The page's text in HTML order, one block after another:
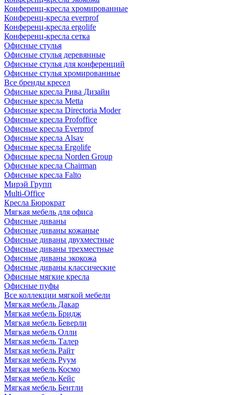
Конференц-кресла хромированные
Конференц-кресла everprof
Конференц-кресла ergolife
Конференц-кресла сетка
Офисные стулья
Офисные стулья деревянные
Офисные стулья для конференций
Офисные стулья хромированные
Все бренды кресел
Офисные кресла Рива Дизайн
Офисные кресла Metta
Офисные кресла Directoria Moder
Офисные кресла Profoffice
Офисные кресла Everprof
Офисные кресла Alsav
Офисные кресла Ergolife
Офисные кресла Norden Group
Офисные кресла Chairman
Офисные кресла Falto
Мирэй Групп
Multi-Office
Кресла Бюрократ
Мягкая мебель для офиса
Офисные диваны
Офисные диваны кожаные
Офисные диваны двухместные
Офисные диваны трехместные
Офисные диваны экокожа
Офисные диваны классические
Офисные мягкие кресла
Офисные пуфы
Все коллекции мягкой мебели
Мягкая мебель Дакар
Мягкая мебель Бридж
Мягкая мебель Беверли
Мягкая мебель Олли
Мягкая мебель Талер
Мягкая мебель Райт
Мягкая мебель Руум
Мягкая мебель Космо
Мягкая мебель Кейс
Мягкая мебель Бентли